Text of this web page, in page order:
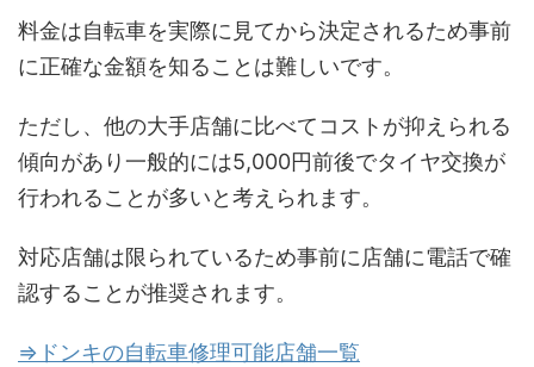
料金は自転車を実際に見てから決定されるため事前
に正確な金額を知ることは難しいです。
ただし、他の大手店舗に比べてコストが抑えられる
傾向があり一般的には5,000円前後でタイヤ交換が
行われることが多いと考えられます。
対応店舗は限られているため事前に店舗に電話で確
認することが推奨されます。
⇒ドンキの自転車修理可能店舗一覧